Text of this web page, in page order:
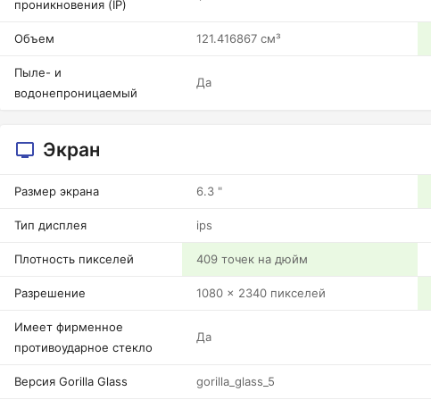
проникновения (IP)
Объем 121.416867 см³
Пыле- и
водонепроницаемый
Да
Экран
Размер экрана 6.3 "
Тип дисплея ips
Плотность пикселей 409 точек на дюйм
Разрешение 1080 x 2340 пикселей
Имеет фирменное
противоударное стекло
Да
Версия Gorilla Glass gorilla_glass_5